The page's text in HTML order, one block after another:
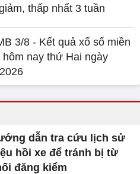
thấp nhất 3 tuần
3/8 - Kết quả xổ số miền
hôm nay thứ Hai ngày
dẫn tra cứu lịch sử
hồi xe để tránh bị từ
đăng kiểm